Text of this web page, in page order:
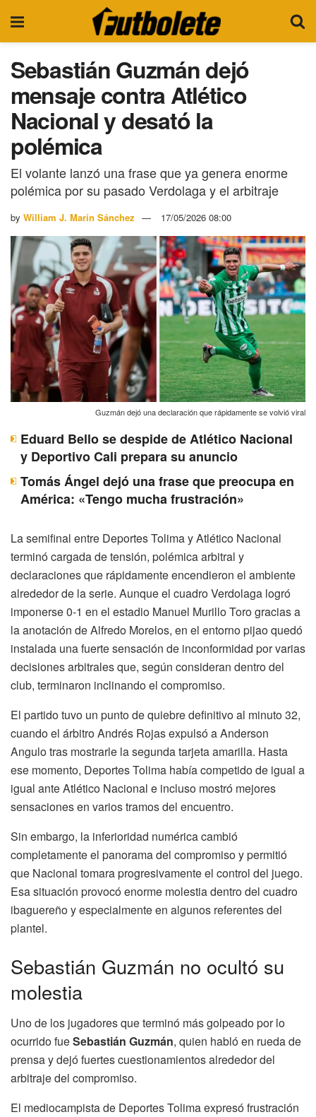
Sebastián Guzmán dejó
mensaje contra Atlético
Nacional y desató la
polémica
El volante lanzó una frase que ya genera enorme
polémica por su pasado Verdolaga y el arbitraje
by William J. Marín Sánchez 17/05/2026 08:00
Guzmán dejó una declaración que rápidamente se volvió viral
Eduard Bello se despide de Atlético Nacional
y Deportivo Cali prepara su anuncio
Tomás Ángel dejó una frase que preocupa en
América: «Tengo mucha frustración»
La semifinal entre Deportes Tolima y Atlético Nacional
terminó cargada de tensión, polémica arbitral y
declaraciones que rápidamente encendieron el ambiente
alrededor de la serie. Aunque el cuadro Verdolaga logró
imponerse 0-1 en el estadio Manuel Murillo Toro gracias a
la anotación de Alfredo Morelos, en el entorno pijao quedó
instalada una fuerte sensación de inconformidad por varias
decisiones arbitrales que, según consideran dentro del
club, terminaron inclinando el compromiso.
El partido tuvo un punto de quiebre definitivo al minuto 32,
cuando el árbitro Andrés Rojas expulsó a Anderson
Angulo tras mostrarle la segunda tarjeta amarilla. Hasta
ese momento, Deportes Tolima había competido de igual a
igual ante Atlético Nacional e incluso mostró mejores
sensaciones en varios tramos del encuentro.
Sin embargo, la inferioridad numérica cambió
completamente el panorama del compromiso y permitió
que Nacional tomara progresivamente el control del juego.
Esa situación provocó enorme molestia dentro del cuadro
ibaguereño y especialmente en algunos referentes del
plantel.
Sebastián Guzmán no ocultó su
molestia
Uno de los jugadores que terminó más golpeado por lo
ocurrido fueSebastián Guzmán, quien habló en rueda de
prensa y dejó fuertes cuestionamientos alrededor del
arbitraje del compromiso.
El mediocampista de Deportes Tolima expresó frustración